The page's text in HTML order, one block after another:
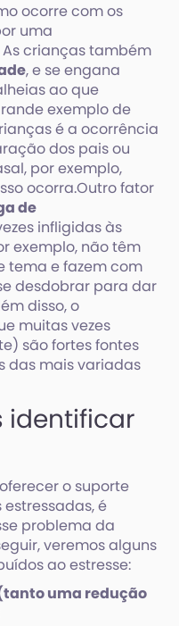
ocorre com os
uma
crianças também
, e se engana
ao que
exemplo de
é a ocorrência
dos pais ou
por exemplo,
ocorra.Outro fator
de
infligidas às
exemplo, não têm
tema e fazem com
desdobrar para dar
disso, o
muitas vezes
são fortes fontes
das mais variadas
identificar
o suporte
é
problema da
veremos alguns
ao estresse:
uma redução